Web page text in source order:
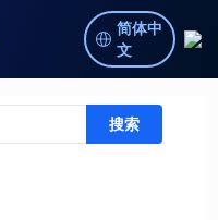
简体中
文